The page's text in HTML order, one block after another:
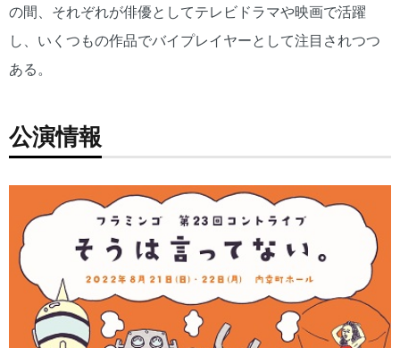
の間、それぞれが俳優としてテレビドラマや映画で活躍
し、いくつもの作品でバイプレイヤーとして注目されつつ
ある。
公演情報